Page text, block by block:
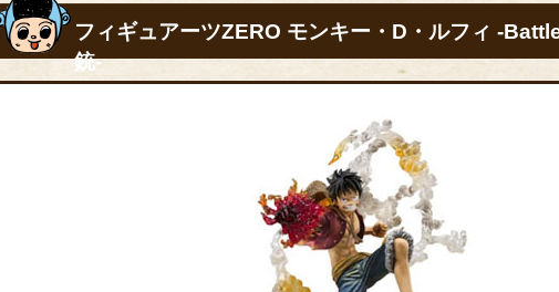
フィギュアーツZERO モンキー・D・ルフィ -
銃-